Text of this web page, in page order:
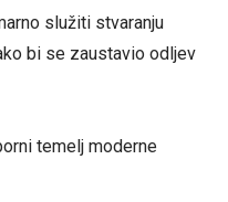
služiti stvaranju
bi se zaustavio odljev
temelj moderne